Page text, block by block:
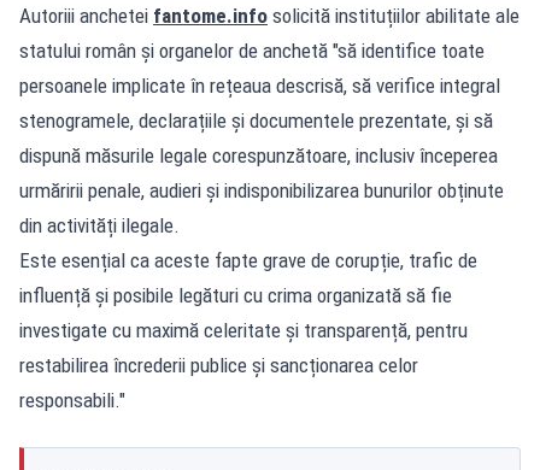
Autoriii anchetei fantome.info solicită instituțiilor abilitate ale
statului român și organelor de anchetă "să identifice toate
persoanele implicate în rețeaua descrisă, să verifice integral
stenogramele, declarațiile și documentele prezentate, și să
dispună măsurile legale corespunzătoare, inclusiv începerea
urmăririi penale, audieri și indisponibilizarea bunurilor obținute
din activități ilegale.
Este esențial ca aceste fapte grave de corupție, trafic de
influență și posibile legături cu crima organizată să fie
investigate cu maximă celeritate și transparență, pentru
restabilirea încrederii publice și sancționarea celor
responsabili."